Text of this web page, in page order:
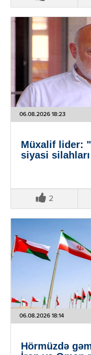
06.08.2026 18:23
Müxalif lider:
siyasi
2
06.08.2026 18:14
Hörmüzdə